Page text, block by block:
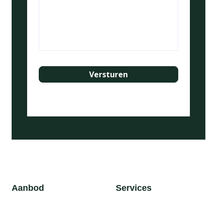
Aanbod Services